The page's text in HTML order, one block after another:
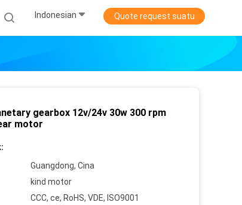
Indonesian Quote request suatu
gearbox 12v/24v 30w 300 rpm
motor
Guangdong, Cina
kind motor
CCC, ce, RoHS, VDE, ISO9001